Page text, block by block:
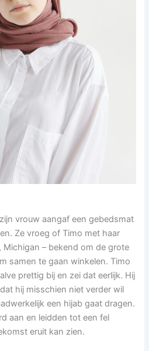
vrouw aangaf een gebedsmat
Ze vroeg of Timo met haar
Michigan – bekend om de grote
samen te gaan winkelen. Timo
prettig bij en zei dat eerlijk. Hij
hij misschien niet verder wil
een hijab gaat dragen.
aan en leidden tot een fel
eruit kan zien.